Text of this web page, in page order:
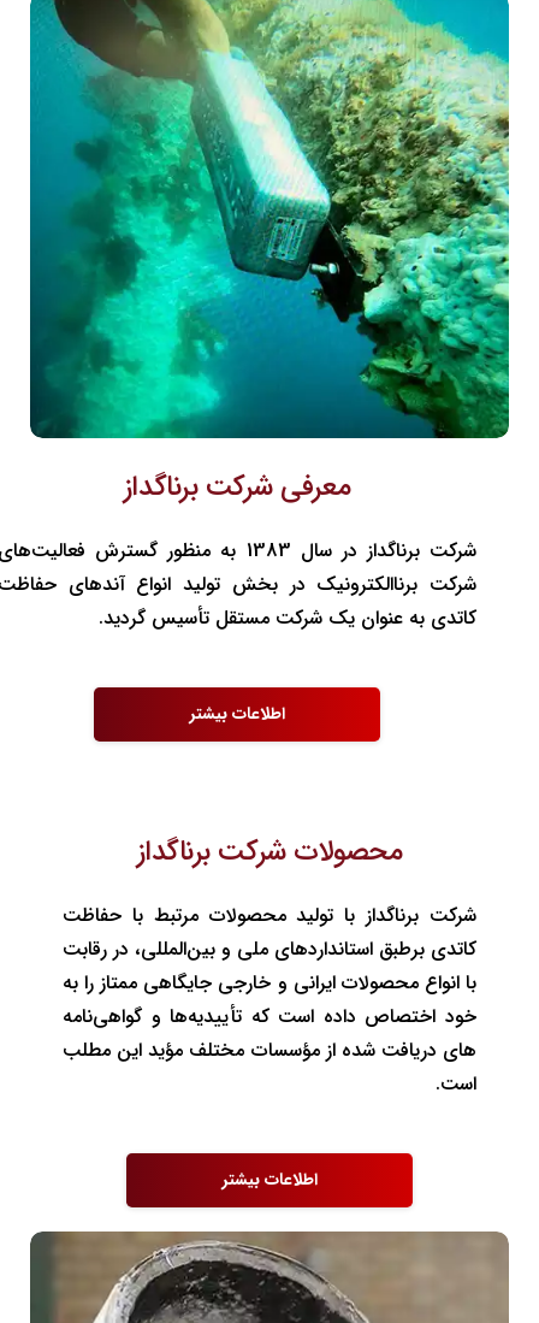
معرفی شرکت برناگداز
شرکت برناگداز در سال 1383 به منظور گسترش
شرکت برناالکترونیک در بخش تولید انواع آندهای
کاتدی به عنوان یک شرکت مستقل تأسیس گردید.
اطلاعات بیشتر
محصولات شرکت برناگداز
شرکت برناگداز با تولید محصولات مرتبط با حفاظت
کاتدی برطبق استانداردهای ملی و بین‌المللی، در رقابت
با انواع محصولات ایرانی و خارجی جایگاهی ممتاز را به
خود اختصاص داده است که تأییدیه‌ها و گواهی‌نامه
های دریافت شده از مؤسسات مختلف مؤید این مطلب
است.
اطلاعات بیشتر